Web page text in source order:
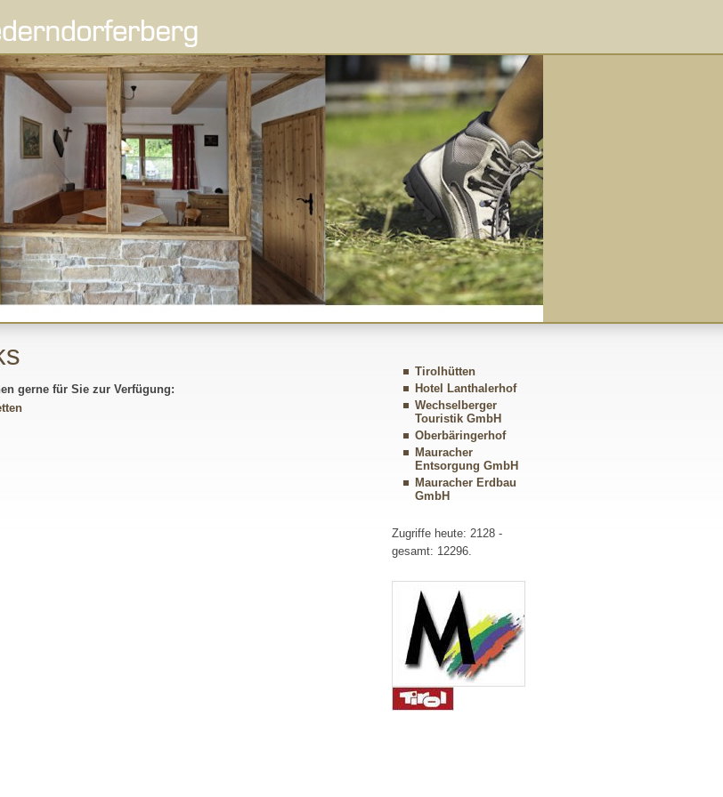
gerne für Sie zur Verfügung:
Tirolhütten
Hotel Lanthalerhof
Wechselberger
Touristik GmbH
Oberbäringerhof
Mauracher
Entsorgung GmbH
Mauracher Erdbau
GmbH
Zugriffe heute: 2128 -
gesamt: 12296.